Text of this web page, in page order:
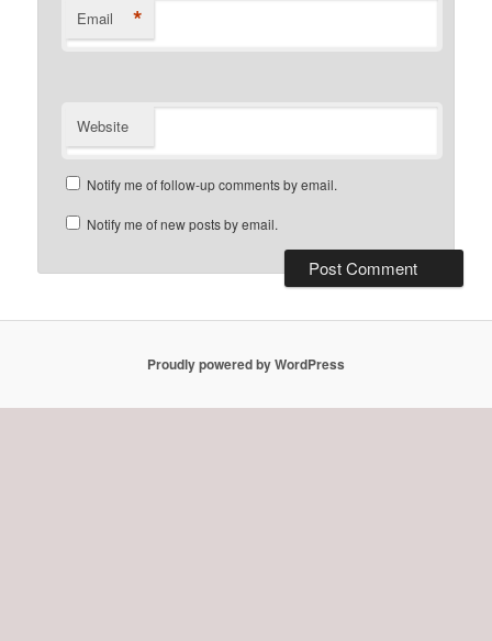
Email *
Website
Notify me of follow-up comments by email.
Notify me of new posts by email.
Proudly powered by WordPress